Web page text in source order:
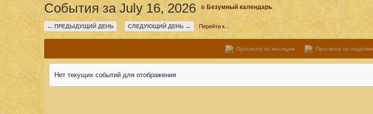
События за July 16, 2026 вБезумный календарь
← ПРЕДЫДУЩИЙ ДЕНЬ СЛЕДУЮЩИЙ ДЕНЬ → Перейти к...
Просмотр по месяцам Просмотр по неделям
Нет текущих событий для отображения